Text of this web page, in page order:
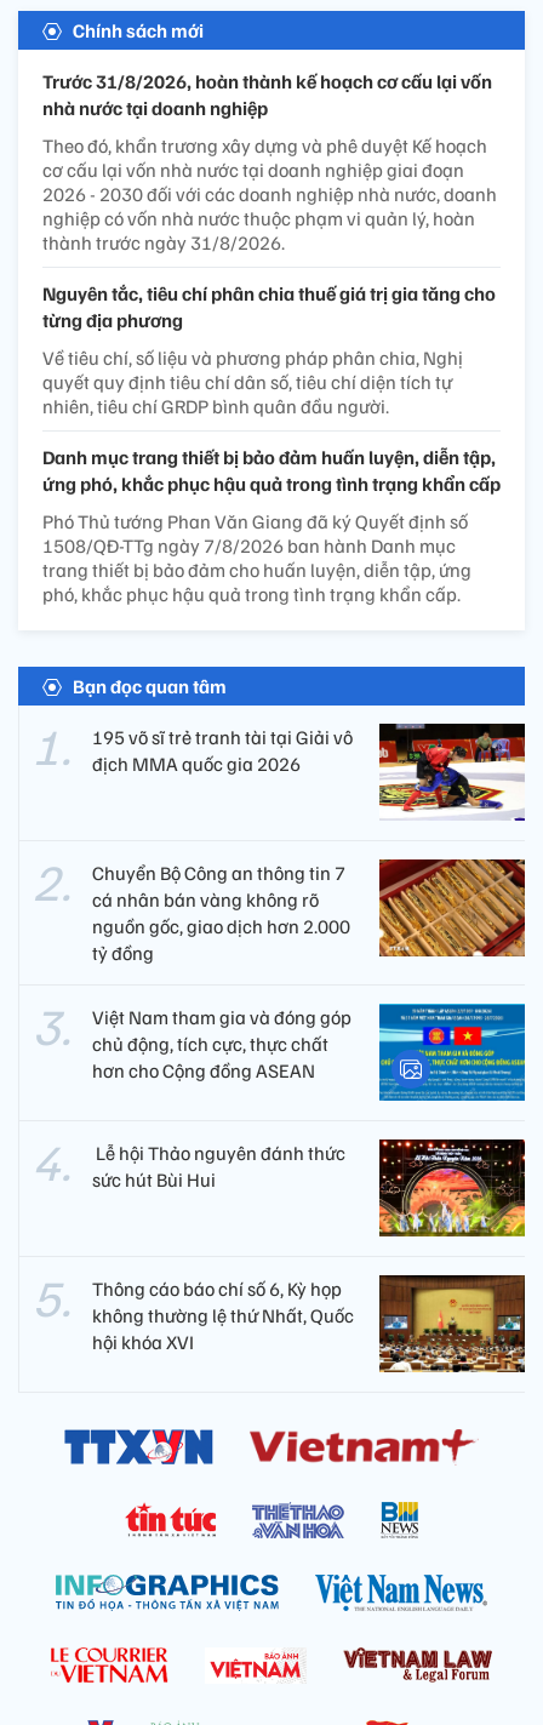
Chính sách mới
Trước 31/8/2026, hoàn thành kế hoạch cơ cấu lại vốn
nhà nước tại doanh nghiệp
Theo đó, khẩn trương xây dựng và phê duyệt Kế hoạch
cơ cấu lại vốn nhà nước tại doanh nghiệp giai đoạn
2026 - 2030 đối với các doanh nghiệp nhà nước, doanh
nghiệp có vốn nhà nước thuộc phạm vi quản lý, hoàn
thành trước ngày 31/8/2026.
Nguyên tắc, tiêu chí phân chia thuế giá trị gia tăng cho
từng địa phương
Về tiêu chí, số liệu và phương pháp phân chia, Nghị
quyết quy định tiêu chí dân số, tiêu chí diện tích tự
nhiên, tiêu chí GRDP bình quân đầu người.
Danh mục trang thiết bị bảo đảm huấn luyện, diễn tập,
ứng phó, khắc phục hậu quả trong tình trạng khẩn cấp
Phó Thủ tướng Phan Văn Giang đã ký Quyết định số
1508/QĐ-TTg ngày 7/8/2026 ban hành Danh mục
trang thiết bị bảo đảm cho huấn luyện, diễn tập, ứng
phó, khắc phục hậu quả trong tình trạng khẩn cấp.
Bạn đọc quan tâm
195 võ sĩ trẻ tranh tài tại Giải vô
địch MMA quốc gia 2026
Chuyển Bộ Công an thông tin 7
cá nhân bán vàng không rõ
nguồn gốc, giao dịch hơn 2.000
tỷ đồng
Việt Nam tham gia và đóng góp
chủ động, tích cực, thực chất
hơn cho Cộng đồng ASEAN
​ Lễ hội Thảo nguyên đánh thức
sức hút Bùi Hui
Thông cáo báo chí số 6, Kỳ họp
không thường lệ thứ Nhất, Quốc
hội khóa XVI